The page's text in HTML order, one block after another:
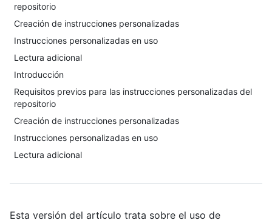
repositorio
Creación de instrucciones personalizadas
Instrucciones personalizadas en uso
Lectura adicional
Introducción
Requisitos previos para las instrucciones personalizadas del
repositorio
Creación de instrucciones personalizadas
Instrucciones personalizadas en uso
Lectura adicional
Esta versión del artículo trata sobre el uso de